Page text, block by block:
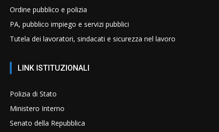
Ordine pubblico e polizia
PA, pubblico impiego e servizi pubblici
Tutela dei lavoratori, sindacati e sicurezza nel lavoro
LINK ISTITUZIONALI
Polizia di Stato
Ministero Interno
Senato della Repubblica